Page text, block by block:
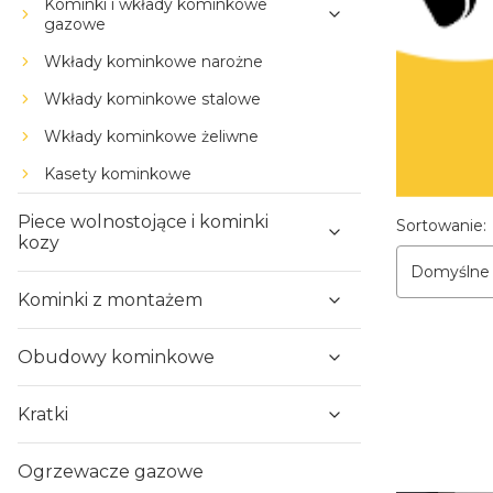
Kominki i wkłady kominkowe
gazowe
Wkłady kominkowe narożne
Wkłady kominkowe stalowe
Wkłady kominkowe żeliwne
Kasety kominkowe
Piece wolnostojące i kominki
kozy
Kominki z montażem
Obudowy kominkowe
Kratki
Ogrzewacze gazowe
Lista
Sortowanie:
Domyślne